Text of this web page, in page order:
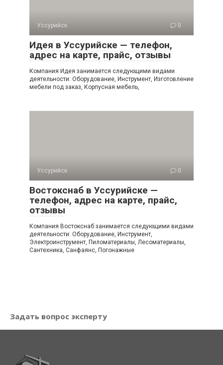
Уссурийск 0
Идея в Уссурийске — телефон,
адрес на карте, прайс, отзывы
Компания Идея занимается следующими видами
деятельности: Оборудование, Инструмент, Изготовление
мебели под заказ, Корпусная мебель,
Уссурийск 0
Востокснаб в Уссурийске —
телефон, адрес на карте, прайс,
отзывы
Компания Востокснаб занимается следующими видами
деятельности: Оборудование, Инструмент,
Электроинструмент, Пиломатериалы, Лесоматериалы,
Сантехника, Санфаянс, Погонажные
Задать вопрос эксперту